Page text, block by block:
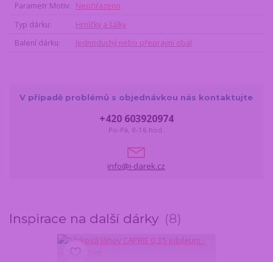
Parametr Motiv
Nepřiřazeno
Typ dárku
Hrníčky a šálky
Balení dárku
Jednoduchý nebo přepravní obal
V případě problémů s objednávkou nás kontaktujte
+420 603920974
Po-Pá, 8-16 hod.
info@i-darek.cz
Inspirace na další dárky 8